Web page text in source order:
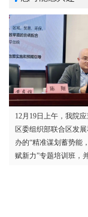
12月19日上午，我院
区委组织部联合区发
办的“精准谋划蓄势能
赋新力”专题培训班，